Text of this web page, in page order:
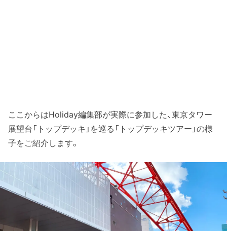
ここからはHoliday編集部が実際に参加した、東京タワー
展望台「トップデッキ」を巡る「トップデッキツアー」の様
子をご紹介します。